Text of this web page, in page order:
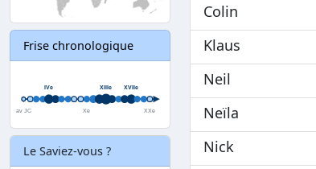
Frise chronologique
Le Saviez-vous ?
Colin
Klaus
Neil
Neïla
Nick